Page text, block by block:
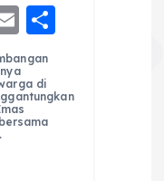
E
m
ai
l
re
di